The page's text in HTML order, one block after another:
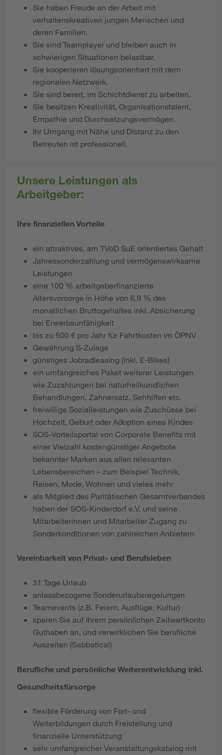
Sie haben Freude an der Arbeit mit
verhaltenskreativen jungen Menschen und
deren Familien.
Sie sind Teamplayer und bleiben auch in
schwierigen Situationen belastbar.
Sie kooperieren lösungsorientiert mit dem
regionalen Netzwerk.
Sie sind bereit, im Schichtdienst zu arbeiten.
Sie besitzen Kreativität, Organisationstalent,
Empathie und Durchsetzungsvermögen.
Ihr Umgang mit Nähe und Distanz zu den
Betreuten ist professionell.
Unsere Leistungen als
Arbeitgeber:
Ihre finanziellen Vorteile
ein attraktives, am TVöD SuE orientiertes Gehalt
Jahressonderzahlung und vermögenswirksame
Leistungen
eine 100 % arbeitgeberfinanzierte
Altersvorsorge in Höhe von 6,9 % des
monatlichen Bruttogehaltes inkl. Absicherung
bei Erwerbsunfähigkeit
bis zu 500 € pro Jahr für Fahrtkosten im ÖPNV
Gewährung S-Zulage
günstiges Jobradleasing (inkl. E-Bikes)
ein umfangreiches Paket weiterer Leistungen
wie Zuzahlungen bei naturheilkundlichen
Behandlungen, Zahnersatz, Sehhilfen etc.
freiwillige Sozialleistungen wie Zuschüsse bei
Hochzeit, Geburt oder Adoption eines Kindes
SOS-Vorteilsportal von Corporate Benefits mit
einer Vielzahl kostengünstiger Angebote
bekannter Marken aus allen relevanten
Lebensbereichen – zum Beispiel Technik,
Reisen, Mode, Wohnen und vieles mehr
als Mitglied des Paritätischen Gesamtverbandes
haben der SOS-Kinderdorf e.V. und seine
Mitarbeiterinnen und Mitarbeiter Zugang zu
Sonderkonditionen von zahlreichen Anbietern
Vereinbarkeit von Privat- und Berufsleben
31 Tage Urlaub
anlassbezogene Sonderurlaubsregelungen
Teamevents (z.B. Feiern, Ausflüge, Kultur)
sparen Sie auf Ihrem persönlichen Zeitwertkonto
Guthaben an, und verwirklichen Sie berufliche
Auszeiten (Sabbatical)
Berufliche und persönliche Weiterentwicklung inkl.
Gesundheitsfürsorge
flexible Förderung von Fort- und
Weiterbildungen durch Freistellung und
finanzielle Unterstützung
sehr umfangreicher Veranstaltungskatalog mit